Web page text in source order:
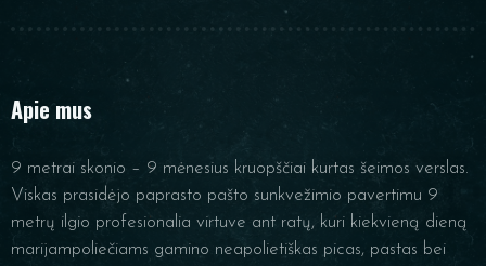
Apie mus
9 metrai skonio – 9 mėnesius kruopščiai kurtas šeimos verslas.
Viskas prasidėjo paprasto pašto sunkvežimio pavertimu 9
metrų ilgio profesionalia virtuve ant ratų, kuri kiekvieną dieną
marijampoliečiams gamino neapolietiškas picas, pastas bei